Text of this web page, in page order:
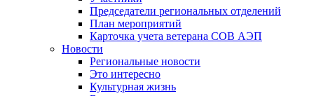
Председатели региональных отделений
План мероприятий
Карточка учета ветерана CОВ АЭП
Новости
Региональные новости
Это интересно
Культурная жизнь